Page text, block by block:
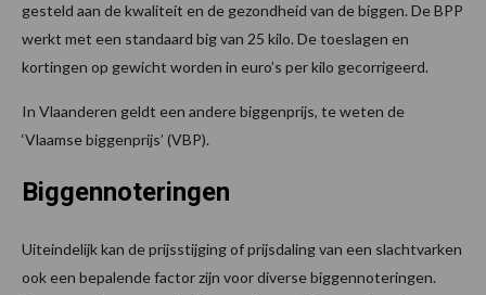
gesteld aan de kwaliteit en de gezondheid van de biggen. De BPP
werkt met een standaard big van 25 kilo. De toeslagen en
kortingen op gewicht worden in euro’s per kilo gecorrigeerd.
In Vlaanderen geldt een andere biggenprijs, te weten de
‘Vlaamse biggenprijs’ (VBP).
Biggennoteringen
Uiteindelijk kan de prijsstijging of prijsdaling van een slachtvarken
ook een bepalende factor zijn voor diverse biggennoteringen.